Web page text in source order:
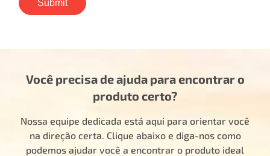
Você precisa de ajuda para encontrar o
produto certo?
Nossa equipe dedicada está aqui para orientar você
na direção certa. Clique abaixo e diga-nos como
podemos ajudar você a encontrar o produto ideal